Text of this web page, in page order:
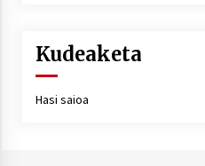
Kudeaketa
Hasi saioa